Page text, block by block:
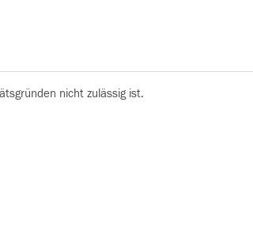
nicht zulässig ist.